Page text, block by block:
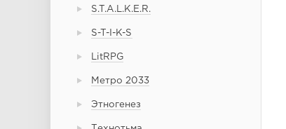
S.T.A.L.K.E.R.
S-T-I-K-S
LitRPG
Метро 2033
Этногенез